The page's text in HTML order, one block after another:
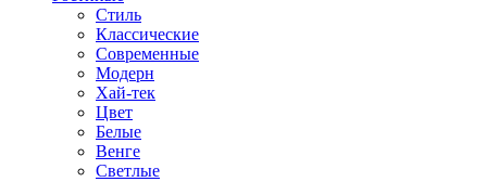
Стиль
Классические
Современные
Модерн
Хай-тек
Цвет
Белые
Венге
Светлые